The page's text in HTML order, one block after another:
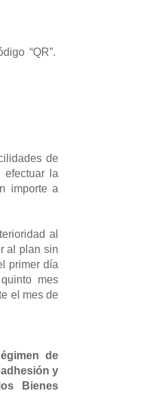
“QR”.
de
efectuar la
importe a
al
al plan sin
primer día
mes
el mes de
de
y
Bienes